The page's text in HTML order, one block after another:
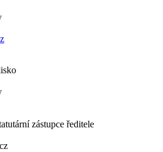
zástupce ředitele